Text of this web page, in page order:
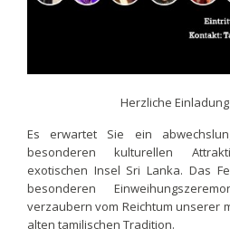
Herzliche
Es erwartet Sie ein
besonderen kulturellen
exotischen Insel Sri Lanka. Das
besonderen
verzaubern vom Reichtum unserer
alten tamilischen Tradition.